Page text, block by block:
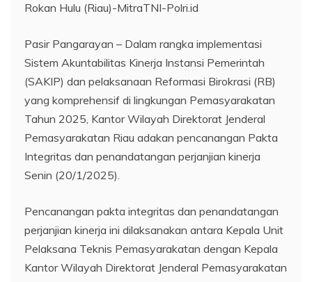
Rokan Hulu (Riau)-MitraTNI-Polri.id
Pasir Pangarayan – Dalam rangka implementasi
Sistem Akuntabilitas Kinerja Instansi Pemerintah
(SAKIP) dan pelaksanaan Reformasi Birokrasi (RB)
yang komprehensif di lingkungan Pemasyarakatan
Tahun 2025, Kantor Wilayah Direktorat Jenderal
Pemasyarakatan Riau adakan pencanangan Pakta
Integritas dan penandatangan perjanjian kinerja
Senin (20/1/2025).
Pencanangan pakta integritas dan penandatangan
perjanjian kinerja ini dilaksanakan antara Kepala Unit
Pelaksana Teknis Pemasyarakatan dengan Kepala
Kantor Wilayah Direktorat Jenderal Pemasyarakatan